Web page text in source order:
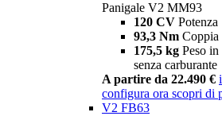
Panigale V2 MM93
120 CV Potenza
93,3 Nm Coppia
175,5 kg Peso
senza carburante
A partire da 22.490 € i
configura ora scopri di
V2 FB63